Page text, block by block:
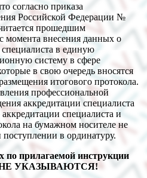
согласно приказа
Российской Федерации №
прошедшим
момента внесения данных о
в единую
систему в сфере
в свою очередь вносятся
итогового протокола.
профессиональной
аккредитации специалиста
специалиста и
на бумажном носителе не
поступлении в ординатуру.
прилагаемой инструкции
НЕ УКАЗЫВАЮТСЯ!